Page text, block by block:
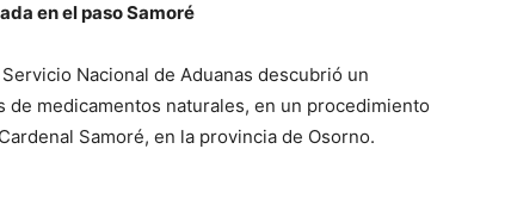
en el paso Samoré
Nacional de Aduanas descubrió un
medicamentos naturales, en un procedimiento
Samoré, en la provincia de Osorno.